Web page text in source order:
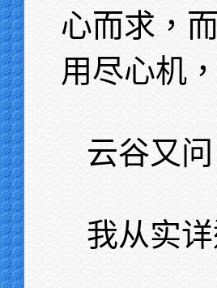
心而求，
用尽心机
云谷又
我从实